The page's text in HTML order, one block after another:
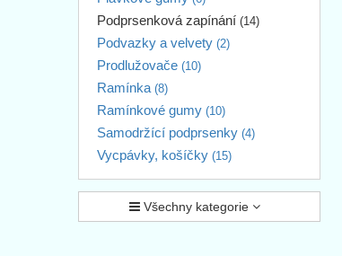
Podprsenková zapínání (14)
Podvazky a velvety (2)
Prodlužovače (10)
Ramínka (8)
Ramínkové gumy (10)
Samodržící podprsenky (4)
Vycpávky, košíčky (15)
Všechny kategorie